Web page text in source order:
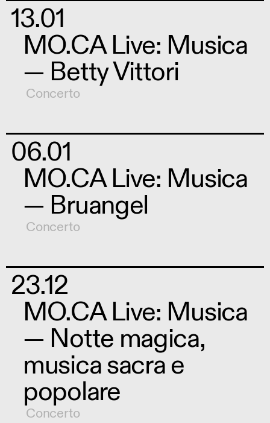
13.01
MO.CA Live: Musica
— Betty Vittori
Concerto
06.01
MO.CA Live: Musica
— Bruangel
Concerto
23.12
MO.CA Live: Musica
— Notte magica,
musica sacra e
popolare
Concerto